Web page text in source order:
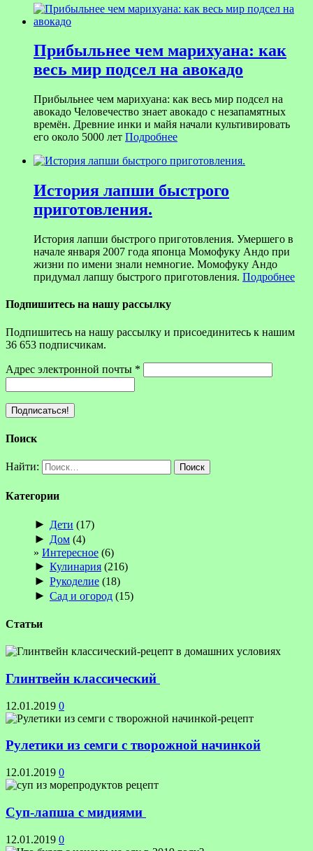
Прибыльнее чем марихуана: как
весь мир подсел на авокадо
Прибыльнее чем марихуана: как весь мир подсел на
авокадо Человечество знает авокадо с незапамятных
времён. Древние инки и майя начали культивировать
его около 5000 лет Подробнее
История лапши быстрого
приготовления.
История лапши быстрого приготовления. Умершего в
начале января 2007 года японца Момофуку Андо при
жизни по имени знали немногие. Момофуку Андо
придумал лапшу быстрого приготовления. Подробнее
Подпишитесь на нашу рассылку
Подпишитесь на нашу рассылку и присоединитесь к нашим
36 653 подписчикам.
Адрес электронной почты *
Поиск
Найти:
Категории
► Дети (17)
► Дом (4)
Интересное (6)
► Кулинария (216)
► Рукоделие (18)
► Сад и огород (15)
Статьи
Глинтвейн классический
12.01.2019 0
Рулетики из семги с творожной начинкой
12.01.2019 0
Суп-лапша с мидиями
12.01.2019 0